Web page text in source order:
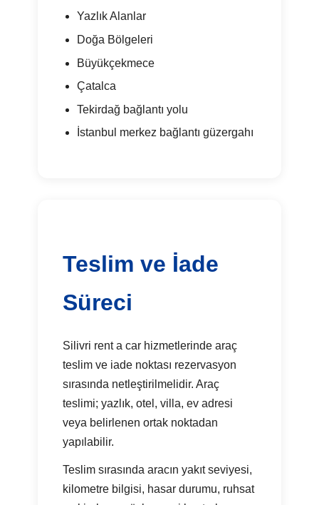
Yazlık Alanlar
Doğa Bölgeleri
Büyükçekmece
Çatalca
Tekirdağ bağlantı yolu
İstanbul merkez bağlantı güzergahı
Teslim ve İade
Süreci
Silivri rent a car hizmetlerinde araç
teslim ve iade noktası rezervasyon
sırasında netleştirilmelidir. Araç
teslimi; yazlık, otel, villa, ev adresi
veya belirlenen ortak noktadan
yapılabilir.
Teslim sırasında aracın yakıt seviyesi,
kilometre bilgisi, hasar durumu, ruhsat